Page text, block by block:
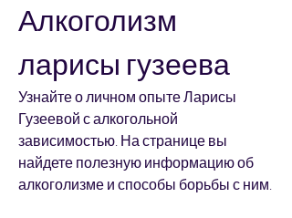
Алкоголизм
ларисы гузеева
Узнайте о личном опыте Ларисы
Гузеевой с алкогольной
зависимостью. На странице вы
найдете полезную информацию об
алкоголизме и способы борьбы с ним.